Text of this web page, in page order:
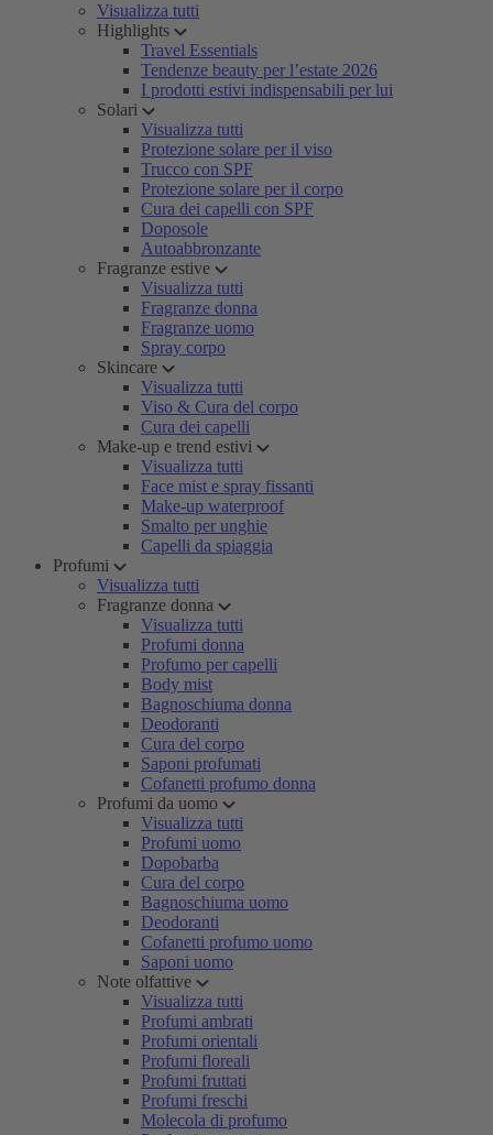
Visualizza tutti
Highlights
Travel Essentials
Tendenze beauty per l’estate 2026
I prodotti estivi indispensabili per lui
Solari
Visualizza tutti
Protezione solare per il viso
Trucco con SPF
Protezione solare per il corpo
Cura dei capelli con SPF
Doposole
Autoabbronzante
Fragranze estive
Visualizza tutti
Fragranze donna
Fragranze uomo
Spray corpo
Skincare
Visualizza tutti
Viso & Cura del corpo
Cura dei capelli
Make-up e trend estivi
Visualizza tutti
Face mist e spray fissanti
Make-up waterproof
Smalto per unghie
Capelli da spiaggia
Profumi
Visualizza tutti
Fragranze donna
Visualizza tutti
Profumi donna
Profumo per capelli
Body mist
Bagnoschiuma donna
Deodoranti
Cura del corpo
Saponi profumati
Cofanetti profumo donna
Profumi da uomo
Visualizza tutti
Profumi uomo
Dopobarba
Cura del corpo
Bagnoschiuma uomo
Deodoranti
Cofanetti profumo uomo
Saponi uomo
Note olfattive
Visualizza tutti
Profumi ambrati
Profumi orientali
Profumi floreali
Profumi fruttati
Profumi freschi
Molecola di profumo